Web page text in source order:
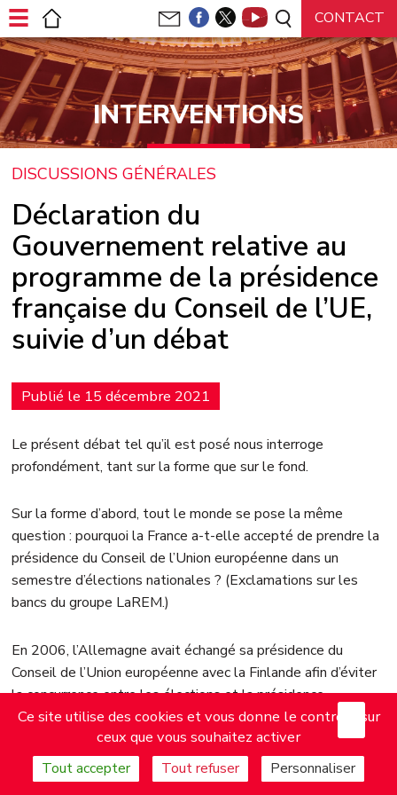
INTERVENTIONS
DISCUSSIONS GÉNÉRALES
Déclaration du
Gouvernement relative au
programme de la présidence
française du Conseil de l’UE,
suivie d’un débat
Publié le 15 décembre 2021
Le présent débat tel qu’il est posé nous interroge
profondément, tant sur la forme que sur le fond.
Sur la forme d’abord, tout le monde se pose la même
question : pourquoi la France a-t-elle accepté de prendre la
présidence du Conseil de l’Union européenne dans un
semestre d’élections nationales ? (Exclamations sur les
bancs du groupe LaREM.)
En 2006, l’Allemagne avait échangé sa présidence du
Conseil de l’Union européenne avec la Finlande afin d’éviter
la concurrence entre les élections et la présidence.
L’arrogance macronienne démontre une fois de plus que
Jupiter veut rester au-dessus des règles. Ce mélange des
genres interroge d’ailleurs quant à l’équité de l’élection
présidentielle. La présidence française n’entachera-t-elle
Panneau de gestion des cookies
Ce site utilise des cookies et vous donne le contrôle sur
ceux que vous souhaitez activer
Tout accepter Tout refuser Personnaliser